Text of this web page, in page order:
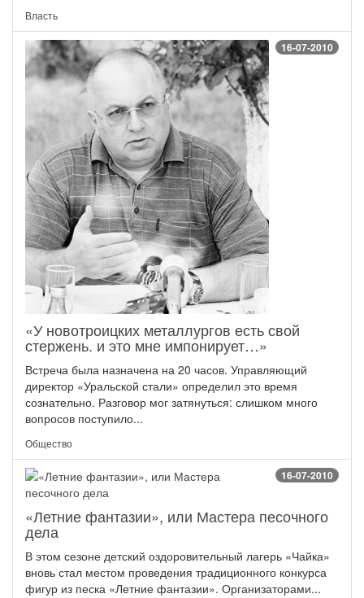
Власть
16-07-2010
«У новотроицких металлургов есть свой
стержень. и это мне импонирует…»
Встреча была назначена на 20 часов. Управляющий
директор «Уральской стали» определил это время
сознательно. Разговор мог затянуться: слишком много
вопросов поступило...
Общество
16-07-2010
«Летние фантазии», или Мастера песочного
дела
В этом сезоне детский оздоровительный лагерь «Чайка»
вновь стал местом проведения традиционного конкурса
фигур из песка «Летние фантазии». Организаторами...